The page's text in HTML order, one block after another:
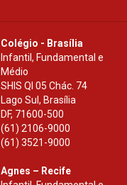
Colégio - Brasília
Infantil, Fundamental e
Médio
SHIS Ql 05 Chác. 74
Lago Sul, Brasília
DF, 71600-500
(61) 2106-9000
(61) 3521-9000
Agnes – Recife